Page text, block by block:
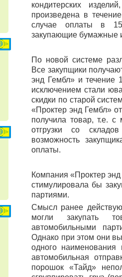
кондитерских
произведена в
случае оплаты в
закупающие бумажные
По новой системе
Все закупщики
энд Гембл» и течение
исключением стали
скидки по старой
«Проктер энд Гембл»
получила товар, т.е.
отгрузки со
возможность
оплаты.
Компания «Проктер
стимулировала бы
партиями.
Смысл ранее
могли закупать
автомобильными
Однако при этом они
одного наименования
автомобильная
порошок «Тайд»